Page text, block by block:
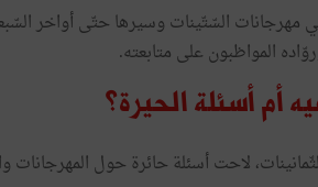
السّتّينات وسيرها حتّى أواخر
المواظبون على متابعته.
أم أسئلة الحيرة؟
لاحت أسئلة حائرة حول المهرجانات